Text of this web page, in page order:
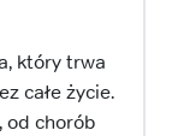
który trwa
całe życie.
od chorób